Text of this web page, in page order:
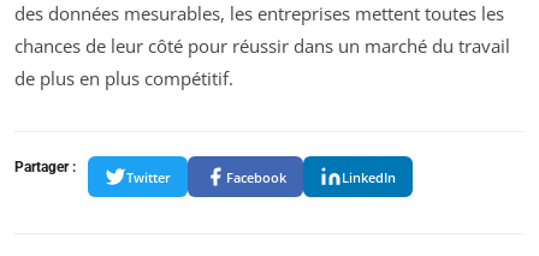
des données mesurables, les entreprises mettent toutes les
chances de leur côté pour réussir dans un marché du travail
de plus en plus compétitif.
Partager :
Twitter Facebook LinkedIn